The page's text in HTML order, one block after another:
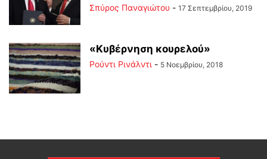
Σπύρος Παναγιώτου - 17 Σεπτεμβρίου, 2019
«Κυβέρνηση κουρελού»
Ρούντι Ρινάλντι - 5 Νοεμβρίου, 2018